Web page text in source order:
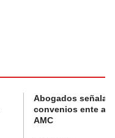
Abogados
convenios ente
AMC